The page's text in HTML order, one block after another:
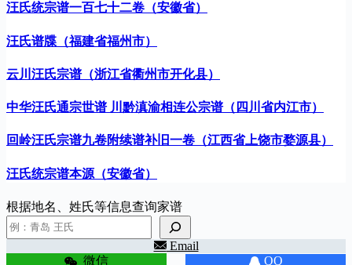
汪氏统宗谱一百七十二卷（安徽省）
汪氏谱牒（福建省福州市）
云川汪氏宗谱（浙江省衢州市开化县）
中华汪氏通宗世谱 川黔滇渝相连公宗谱（四川省内江市）
回岭汪氏宗谱九卷附续谱补旧一卷（江西省上饶市婺源县）
汪氏统宗谱本源（安徽省）
根据地名、姓氏等信息查询家谱
Email
微信 QQ